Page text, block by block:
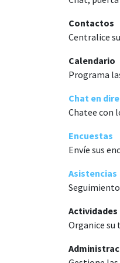
Contactos
Centralice
Calendario
Programa
Chat en
Chatee con
Encuestas
Envíe sus
Asistencias
Organice su